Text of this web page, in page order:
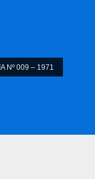
Nº 009 – 1971